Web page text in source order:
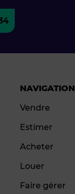
NAVIGATION
Vendre
Estimer
Acheter
Louer
Faire gérer